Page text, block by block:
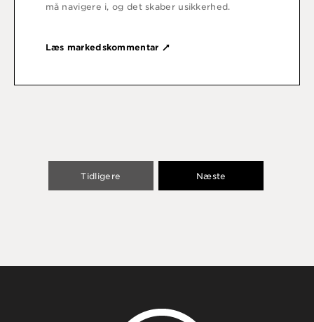
må navigere i, og det skaber usikkerhed.
Læs markedskommentar
Tidligere Næste